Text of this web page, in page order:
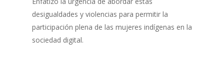
desigualdades y violencias para permitir la
participación plena de las mujeres indígenas en la
sociedad digital.